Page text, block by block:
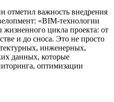
отметил важность внедрения
«BIM-технологии
жизненного цикла проекта: от
и до сноса. Это не просто
инженерных,
данных, которые
оптимизации